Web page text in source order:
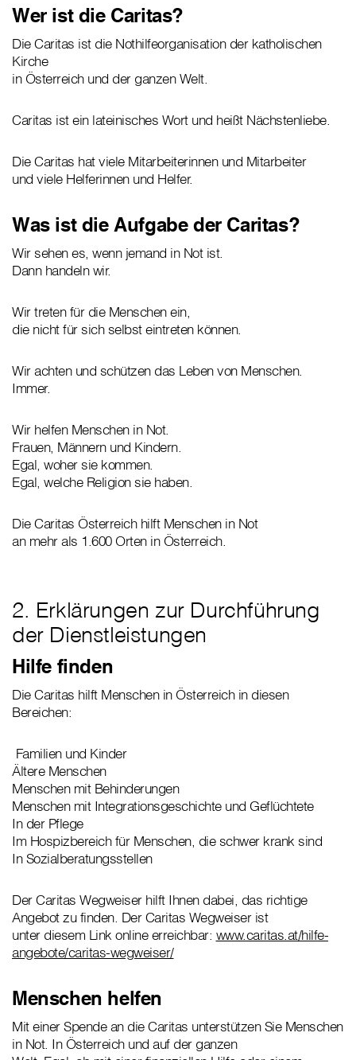
Wer ist die Caritas?
Die Caritas ist die Nothilfeorganisation der katholischen
Kirche
in Österreich und der ganzen Welt.
Caritas ist ein lateinisches Wort und heißt Nächstenliebe.
Die Caritas hat viele Mitarbeiterinnen und Mitarbeiter
und viele Helferinnen und Helfer.
Was ist die Aufgabe der Caritas?
Wir sehen es, wenn jemand in Not ist.
Dann handeln wir.
Wir treten für die Menschen ein,
die nicht für sich selbst eintreten können.
Wir achten und schützen das Leben von Menschen.
Immer.
Wir helfen Menschen in Not.
Frauen, Männern und Kindern.
Egal, woher sie kommen.
Egal, welche Religion sie haben.
Die Caritas Österreich hilft Menschen in Not
an mehr als 1.600 Orten in Österreich.
2. Erklärungen zur Durchführung
der Dienstleistungen
Hilfe finden
Die Caritas hilft Menschen in Österreich in diesen
Bereichen:
Familien und Kinder
Ältere Menschen
Menschen mit Behinderungen
Menschen mit Integrationsgeschichte und Geflüchtete
In der Pflege
Im Hospizbereich für Menschen, die schwer krank sind
In Sozialberatungsstellen
Der Caritas Wegweiser hilft Ihnen dabei, das richtige
Angebot zu finden. Der Caritas Wegweiser ist
unter diesem Link online erreichbar: www.caritas.at/hilfe-
angebote/caritas-wegweiser/
Menschen helfen
Mit einer Spende an die Caritas unterstützen Sie Menschen
in Not. In Österreich und auf der ganzen